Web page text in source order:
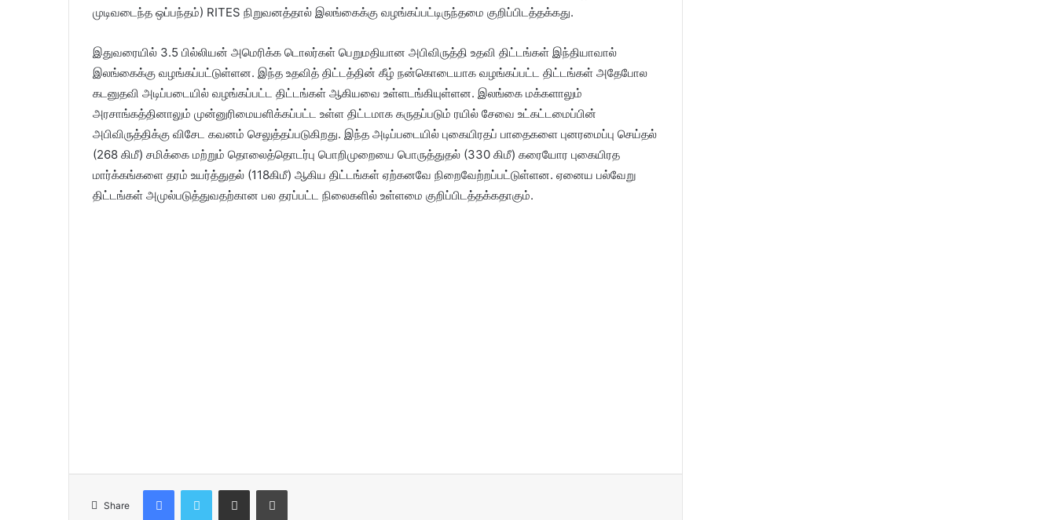
முடிவடைந்த ஒப்பந்தம்) RITES நிறுவனத்தால் இலங்கைக்கு வழங்கப்பட்டிருந்தமை குறிப்பிடத்தக்கது.
இதுவரையில் 3.5 பில்லியன் அமெரிக்க டொலர்கள் பெறுமதியான அபிவிருத்தி உதவி திட்டங்கள் இந்தியாவால்
இலங்கைக்கு வழங்கப்பட்டுள்ளன. இந்த உதவித் திட்டத்தின் கீழ் நன்கொடையாக வழங்கப்பட்ட திட்டங்கள் அதேபோல
கடனுதவி அடிப்படையில் வழங்கப்பட்ட திட்டங்கள் ஆகியவை உள்ளடங்கியுள்ளன. இலங்கை மக்களாலும்
அரசாங்கத்தினாலும் முன்னுரிமையளிக்கப்பட்ட உள்ள திட்டமாக கருதப்படும் ரயில் சேவை உட்கட்டமைப்பின்
அபிவிருத்திக்கு விசேட கவனம் செலுத்தப்படுகிறது. இந்த அடிப்படையில் புகையிரதப் பாதைகளை புனரமைப்பு செய்தல்
(268 கிமீ) சமிக்கை மற்றும் தொலைத்தொடர்பு பொறிமுறையை பொருத்துதல் (330 கிமீ) கரையோர புகையிரத
மார்க்கங்களை தரம் உயர்த்துதல் (118கிமீ) ஆகிய திட்டங்கள் ஏற்கனவே நிறைவேற்றப்பட்டுள்ளன. ஏனைய பல்வேறு
திட்டங்கள் அமுல்படுத்துவதற்கான பல தரப்பட்ட நிலைகளில் உள்ளமை குறிப்பிடத்தக்கதாகும்.
Share